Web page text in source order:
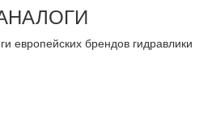
европейских брендов гидравлики